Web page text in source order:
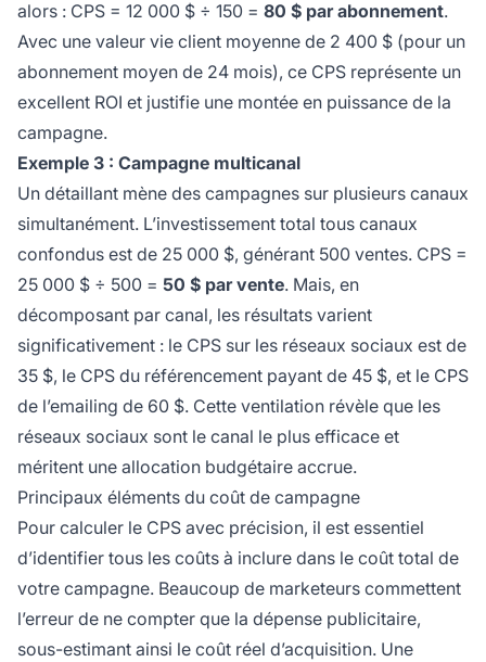
alors : CPS = 12 000 $ ÷ 150 = 80 $ par abonnement.
Avec une valeur vie client moyenne de 2 400 $ (pour un
abonnement moyen de 24 mois), ce CPS représente un
excellent ROI et justifie une montée en puissance de la
campagne.
Exemple 3 : Campagne multicanal
Un détaillant mène des campagnes sur plusieurs canaux
simultanément. L’investissement total tous canaux
confondus est de 25 000 $, générant 500 ventes. CPS =
25 000 $ ÷ 500 = 50 $ par vente. Mais, en
décomposant par canal, les résultats varient
significativement : le CPS sur les réseaux sociaux est de
35 $, le CPS du référencement payant de 45 $, et le CPS
de l’emailing de 60 $. Cette ventilation révèle que les
réseaux sociaux sont le canal le plus efficace et
méritent une allocation budgétaire accrue.
Principaux éléments du coût de campagne
Pour calculer le CPS avec précision, il est essentiel
d’identifier tous les coûts à inclure dans le coût total de
votre campagne. Beaucoup de marketeurs commettent
l’erreur de ne compter que la dépense publicitaire,
sous-estimant ainsi le coût réel d’acquisition. Une